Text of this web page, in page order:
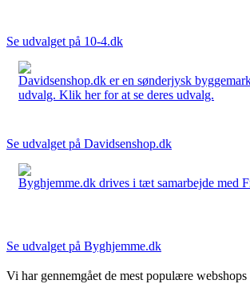
Se udvalget på 10-4.dk
Davidsenshop.dk er en sønderjysk
udvalg. Klik her for at se deres udvalg.
Se udvalget på Davidsenshop.dk
Byghjemme.dk drives i tæt samarbejde med
Se udvalget på Byghjemme.dk
Vi har gennemgået de mest populære